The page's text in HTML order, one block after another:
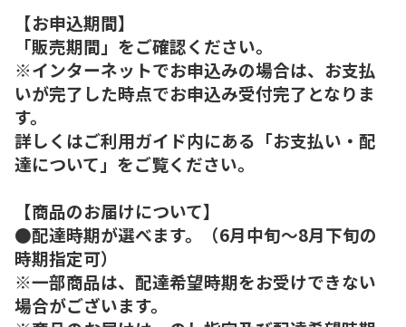
【お申込期間】
「販売期間」をご確認ください。
※インターネットでお申込みの場合は、お支払
いが完了した時点でお申込み受付完了となりま
す。
詳しくはご利用ガイド内にある「お支払い・配
達について」をご覧ください。
【商品のお届けについて】
●配達時期が選べます。（6月中旬～8月下旬の
時期指定可）
※一部商品は、配達希望時期をお受けできない
場合がございます。